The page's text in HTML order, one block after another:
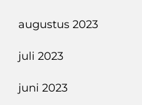
augustus 2023
juli 2023
juni 2023